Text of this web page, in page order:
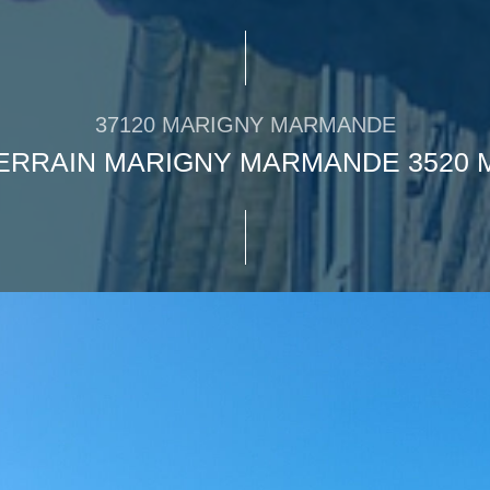
37120 MARIGNY MARMANDE
MARIGNY MARMANDE 3520